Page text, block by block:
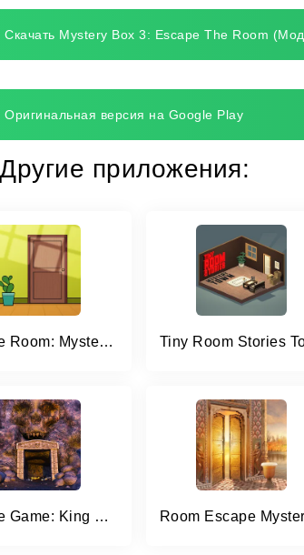
Скачать Mystery Box 3: Escape The Room
Оригинальная версия на Google Play
Другие приложения:
Escape Room: Mystery Word
Escape Game: King Of Mystery